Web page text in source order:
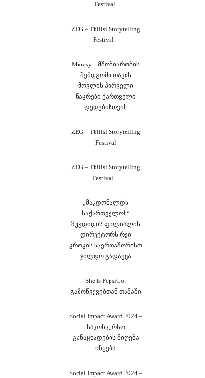
Festival
ZEG – Tbilisi Storytelling
Festival
Mumsy – მშობიარობის
შემდგომი თავის
მოვლის პირველი
ნაკრები ქართველი
დედებისთვის
ZEG – Tbilisi Storytelling
Festival
ZEG – Tbilisi Storytelling
Festival
„მაკდონალდს
საქართველოს“
ზუგდიდის ფილიალის
დირექტორს რეი
კროკის საერთაშორისო
ჯილდო გადაეცა
She Is PepsiCo:
გამოწვევებთან თამაში
Social Impact Award 2024 –
საკონკურსო
განაცხადების მიღება
იწყება
Social Impact Award 2024 –